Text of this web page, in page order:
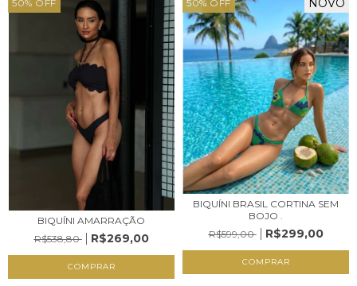
50% OFF
BIQUÍNI AMARRAÇÃO
R$538,80
R$269,00
COMPRAR
50% OFF NOVO
BIQUÍNI BRASIL CORTINA SEM
BOJO .
R$599,00
R$299,00
COMPRAR